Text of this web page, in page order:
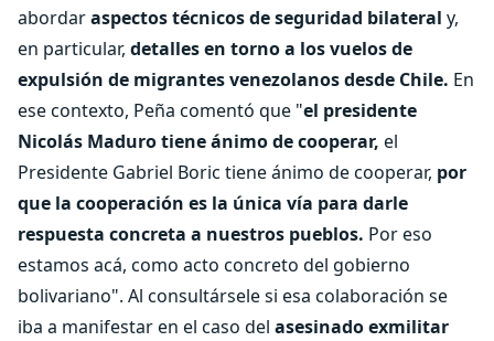
abordaraspectos técnicos de seguridad bilateral y,
en particular, detalles en torno a los vuelos de
expulsión de migrantes venezolanos desde Chile. En
ese contexto, Peña comentó que "el presidente
Nicolás Maduro tiene ánimo de cooperar, el
Presidente Gabriel Boric tiene ánimo de cooperar, por
que la cooperación es la única vía para darle
respuesta concreta a nuestros pueblos. Por eso
estamos acá, como acto concreto del gobierno
bolivariano". Al consultársele si esa colaboración se
iba a manifestar en el caso del asesinado exmilitar